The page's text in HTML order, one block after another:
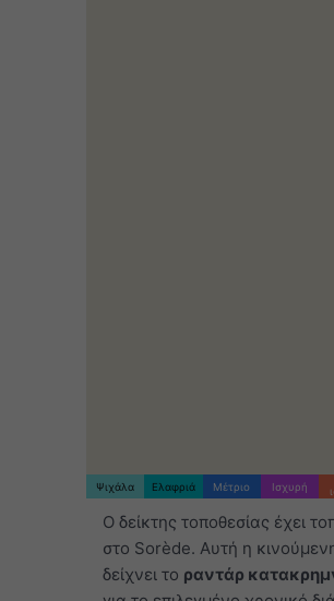
Ψιχάλα Ελαφριά Μέτριο Ισχυρή
Ο δείκτης τοποθεσίας έχει
στο Sorède. Αυτή η
δείχνει το ραντάρ